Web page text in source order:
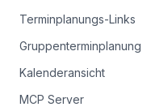
Terminplanungs-Links
Gruppenterminplanung
Kalenderansicht
MCP Server